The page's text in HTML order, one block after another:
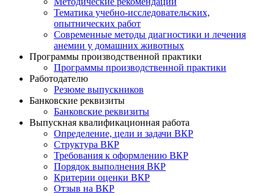
Тематика учебно-исследовательских,
опытнических работ
Современные методы диагностики и лечения
анемии у домашних животных
Программы производственной практики
Программы производственной практики
Работодателю
Резюме выпускников
Банковские реквизиты
Банковские реквизиты
Выпускная квалификационная работа
Определение, цели и задачи ВКР
Структура ВКР
Требования к оформлению ВКР
Порядок выполнения ВКР
Критерии оценки ВКР
Отзыв на ВКР